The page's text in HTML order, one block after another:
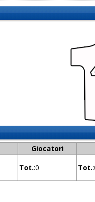
Giocatori
Tot.:0 Tot.